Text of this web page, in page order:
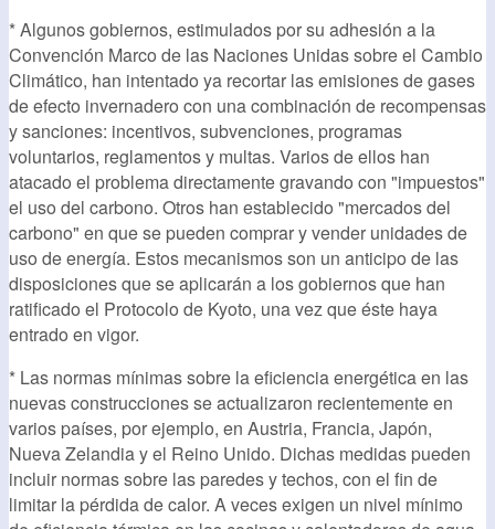
* Algunos gobiernos, estimulados por su adhesión a la
Convención Marco de las Naciones Unidas sobre el Cambio
Climático, han intentado ya recortar las emisiones de gases
de efecto invernadero con una combinación de recompensas
y sanciones: incentivos, subvenciones, programas
voluntarios, reglamentos y multas. Varios de ellos han
atacado el problema directamente gravando con "impuestos"
el uso del carbono. Otros han establecido "mercados del
carbono" en que se pueden comprar y vender unidades de
uso de energía. Estos mecanismos son un anticipo de las
disposiciones que se aplicarán a los gobiernos que han
ratificado el Protocolo de Kyoto, una vez que éste haya
entrado en vigor.
* Las normas mínimas sobre la eficiencia energética en las
nuevas construcciones se actualizaron recientemente en
varios países, por ejemplo, en Austria, Francia, Japón,
Nueva Zelandia y el Reino Unido. Dichas medidas pueden
incluir normas sobre las paredes y techos, con el fin de
limitar la pérdida de calor. A veces exigen un nivel mínimo